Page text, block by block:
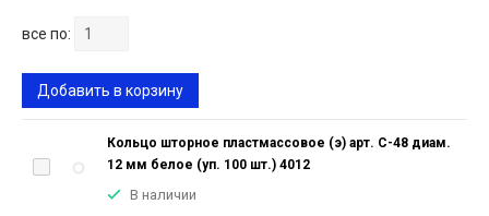
все по:
Добавить в корзину
Кольцо шторное пластмассовое (э) арт. С-48 диам.
12 мм белое (уп. 100 шт.) 4012
В наличии